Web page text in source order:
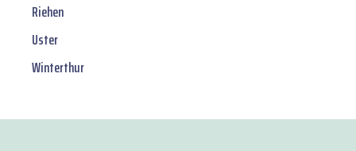
Riehen
Uster
Winterthur